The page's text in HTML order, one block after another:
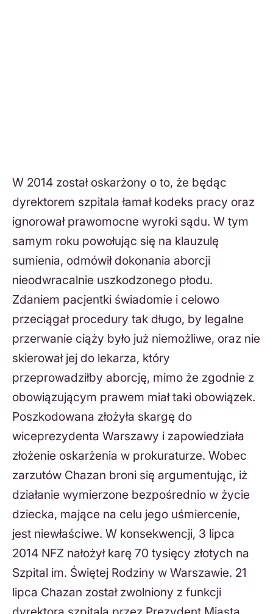
W 2014 został oskarżony o to, że będąc
dyrektorem szpitala łamał kodeks pracy oraz
ignorował prawomocne wyroki sądu. W tym
samym roku powołując się na klauzulę
sumienia, odmówił dokonania aborcji
nieodwracalnie uszkodzonego płodu.
Zdaniem pacjentki świadomie i celowo
przeciągał procedury tak długo, by legalne
przerwanie ciąży było już niemożliwe, oraz nie
skierował jej do lekarza, który
przeprowadziłby aborcję, mimo że zgodnie z
obowiązującym prawem miał taki obowiązek.
Poszkodowana złożyła skargę do
wiceprezydenta Warszawy i zapowiedziała
złożenie oskarżenia w prokuraturze. Wobec
zarzutów Chazan broni się argumentując, iż
działanie wymierzone bezpośrednio w życie
dziecka, mające na celu jego uśmiercenie,
jest niewłaściwe. W konsekwencji, 3 lipca
2014 NFZ nałożył karę 70 tysięcy złotych na
Szpital im. Świętej Rodziny w Warszawie. 21
lipca Chazan został zwolniony z funkcji